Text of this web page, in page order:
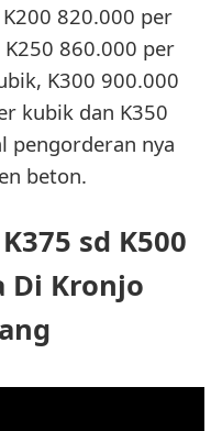
820.000 per
860.000 per
K300 900.000
kubik dan K350
pengorderan nya
beton.
sd K500
Di Kronjo